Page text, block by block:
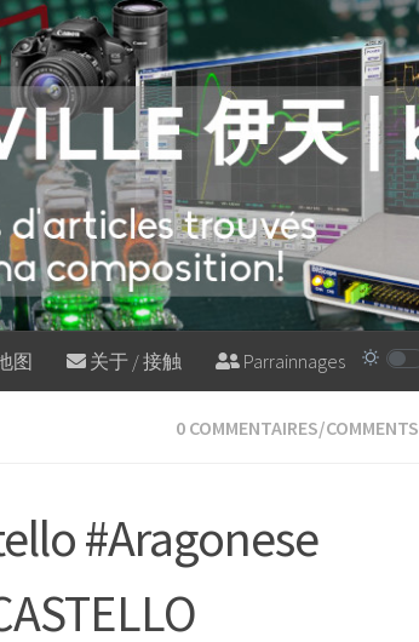
图 关于 / 接触 Parrainnages
0 COMMENTAIRES/COMMENTS
#Aragonese